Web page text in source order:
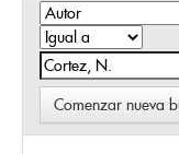
Comenzar nueva